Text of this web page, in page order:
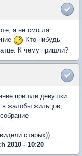
я не смогла
Кто-нибудь
К чему пришли?
пришли девушки
в жалобы жильцов,
старых))...
2010 - 10:20